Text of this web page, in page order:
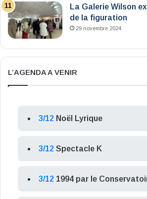
La Galerie Wilson
de la figuration
29 novembre 2024
L’AGENDA A VENIR
3/12 Noël Lyrique
3/12 Spectacle K
3/12 1994 par le